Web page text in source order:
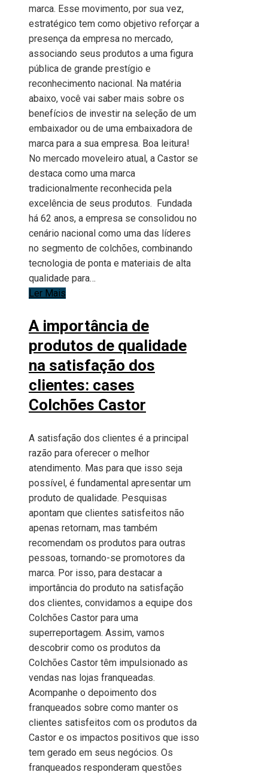
marca. Esse movimento, por sua vez,
estratégico tem como objetivo reforçar a
presença da empresa no mercado,
associando seus produtos a uma figura
pública de grande prestígio e
reconhecimento nacional. Na matéria
abaixo, você vai saber mais sobre os
benefícios de investir na seleção de um
embaixador ou de uma embaixadora de
marca para a sua empresa. Boa leitura!
No mercado moveleiro atual, a Castor se
destaca como uma marca
tradicionalmente reconhecida pela
excelência de seus produtos. Fundada
há 62 anos, a empresa se consolidou no
cenário nacional como uma das líderes
no segmento de colchões, combinando
tecnologia de ponta e materiais de alta
qualidade para…
Ler Mais
A importância de
produtos de qualidade
na satisfação dos
clientes: cases
Colchões Castor
A satisfação dos clientes é a principal
razão para oferecer o melhor
atendimento. Mas para que isso seja
possível, é fundamental apresentar um
produto de qualidade. Pesquisas
apontam que clientes satisfeitos não
apenas retornam, mas também
recomendam os produtos para outras
pessoas, tornando-se promotores da
marca. Por isso, para destacar a
importância do produto na satisfação
dos clientes, convidamos a equipe dos
Colchões Castor para uma
superreportagem. Assim, vamos
descobrir como os produtos da
Colchões Castor têm impulsionado as
vendas nas lojas franqueadas.
Acompanhe o depoimento dos
franqueados sobre como manter os
clientes satisfeitos com os produtos da
Castor e os impactos positivos que isso
tem gerado em seus negócios. Os
franqueados responderam questões